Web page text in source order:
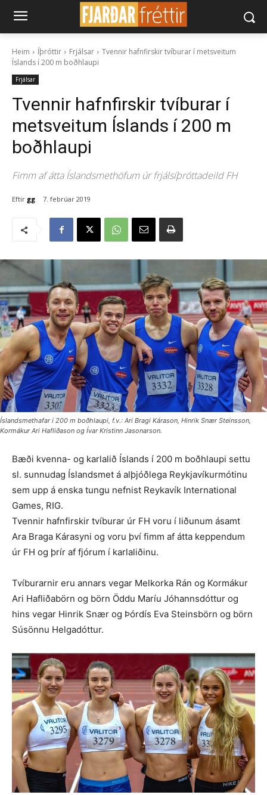
Heim Íþróttir Frjálsar
Tvennir hafnfirskir tvíburar í metsveitum
Íslands í 200 m boðhlaupi
Frjálsar
Tvennir hafnfirskir tvíburar í
metsveitum Íslands í 200 m
boðhlaupi
Fimm af átta Íslandsmethöfum úr frjálsíþróttadeild FH
Eftir gg 7. febrúar 2019
Íslandsmethafar í 200 m boðhlaupi, f.v.: Ari Bragi Kárason, Hinrik Snær Steinsson,
Kormákur Ari Hafliðason og Ívar Kristinn Jasonarson.
Bæði kvenna- og karlalið Íslands í 200 m boðhlaupi settu
sl. sunnudag Íslandsmet á alþjóðlega Reykjavíkur­mótinu
sem upp á enska tungu nefnist Reykavík Inter­national
Games, RIG.
Tvennir hafnfirskir tvíburar úr FH voru í liðunum ásamt
Ara Braga Kárasyni og voru því fimm af átta kepp­endum
úr FH og þrír af fjórum í karlaliðinu.
Tvíburarnir eru annars vegar Mel­korka Rán og Kormákur
Ari Hafliða­börn og börn Öddu Maríu Jóhannsdóttur og
hins vegar Hinrik Snær og Þórdís Eva Steinsbörn og börn
Súsönnu Helgadóttur.